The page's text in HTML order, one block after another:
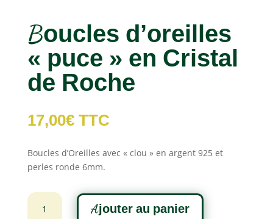
Boucles d’oreilles
« puce » en Cristal
de Roche
17,00€ TTC
Boucles d’Oreilles avec « clou » en argent 925 et
perles ronde 6mm.
quantité
Ajouter au panier
A